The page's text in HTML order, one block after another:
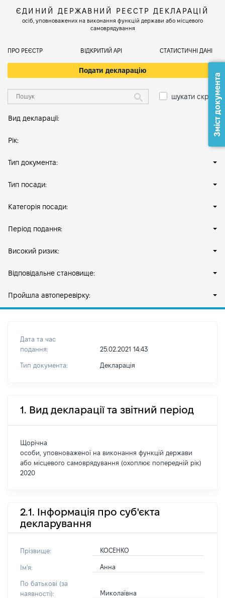
ЄДИНИЙ ДЕРЖАВНИЙ РЕЄСТР ДЕКЛАРАЦІЙ
осіб, уповноважених на виконання функцій держави або місцевого
самоврядування
ПРО РЕЄСТР ВІДКРИТИЙ АРІ СТАТИСТИЧНІ ДАНІ
Подати декларацію
шукати скрізь
Вид декларації:
Рік:
Тип документа:
Тип посади:
Категорія посади:
Період подання:
Високий ризик:
Відповідальне становище:
Пройшла автоперевірку:
Дата та час
подання:
25.02.2021 14:43
Тип документа: Декларація
1. Вид декларації та звітний період
Щорічна
особи, уповноваженої на виконання функцій держави
або місцевого самоврядування (охоплює попередній рік)
2020
2.1. Інформація про суб'єкта
декларування
Прізвище: КОСЕНКО
Ім'я: Анна
По батькові (за
наявності):
Миколаївна
Зміст документа